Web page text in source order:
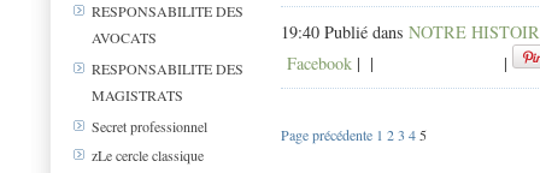
RESPONSABILITE DES
AVOCATS
RESPONSABILITE DES
MAGISTRATS
Secret professionnel
zLe cercle classique
19:40 Publié dans NOTRE
Facebook | | |
Page précédente 1 23 4 5